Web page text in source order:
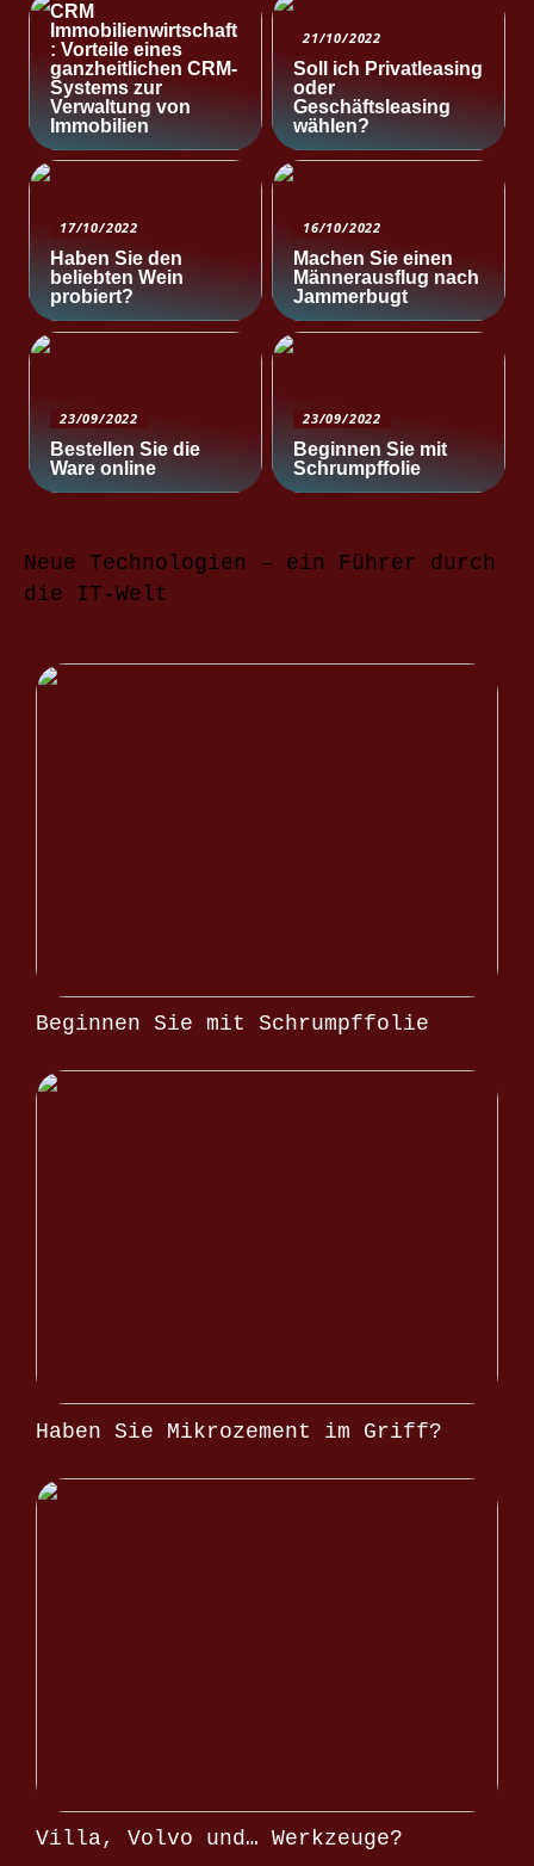
CRM
Immobilienwirtschaft
: Vorteile eines
ganzheitlichen CRM-
Systems zur
Verwaltung von
Immobilien
21/10/2022
Soll ich Privatleasing
oder
Geschäftsleasing
wählen?
17/10/2022
Haben Sie den
beliebten Wein
probiert?
16/10/2022
Machen Sie einen
Männerausflug nach
Jammerbugt
23/09/2022
Bestellen Sie die
Ware online
23/09/2022
Beginnen Sie mit
Schrumpffolie
Neue Technologien – ein Führer durch
die IT-Welt
Beginnen Sie mit Schrumpffolie
Haben Sie Mikrozement im Griff?
Villa, Volvo und… Werkzeuge?